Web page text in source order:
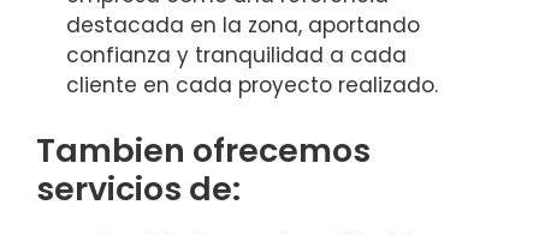
destacada en la zona, aportando
confianza y tranquilidad a cada
cliente en cada proyecto realizado.
Tambien ofrecemos
servicios de: